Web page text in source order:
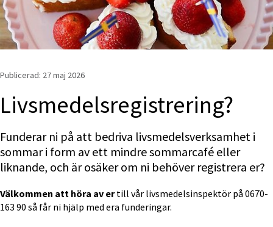
Publicerad: 27 maj 2026
Livsmedelsregistrering?
Funderar ni på att bedriva livsmedelsverksamhet i
sommar i form av ett mindre sommarcafé eller
liknande, och är osäker om ni behöver registrera er?
Välkommen att höra av er till vår livsmedelsinspektör på 0670-
163 90 så får ni hjälp med era funderingar.